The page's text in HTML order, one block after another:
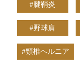
#腱鞘炎
#野球肩
#頸椎ヘルニア